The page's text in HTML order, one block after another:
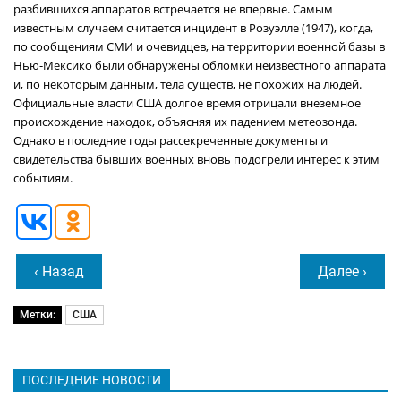
разбившихся аппаратов встречается не впервые. Самым
известным случаем считается инцидент в Розуэлле (1947), когда,
по сообщениям СМИ и очевидцев, на территории военной базы в
Нью-Мексико были обнаружены обломки неизвестного аппарата
и, по некоторым данным, тела существ, не похожих на людей.
Официальные власти США долгое время отрицали внеземное
происхождение находок, объясняя их падением метеозонда.
Однако в последние годы рассекреченные документы и
свидетельства бывших военных вновь подогрели интерес к этим
событиям.
‹ Назад Далее ›
Метки: США
ПОСЛЕДНИЕ НОВОСТИ